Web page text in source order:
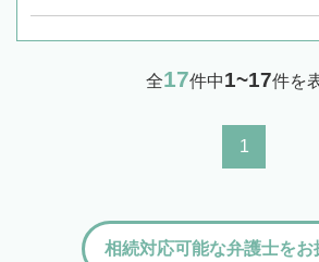
全17件中1~17件を
1
相続対応可能な弁護士をお